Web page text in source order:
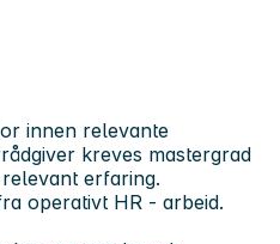
innen relevante
kreves mastergrad
erfaring.
operativt HR - arbeid.